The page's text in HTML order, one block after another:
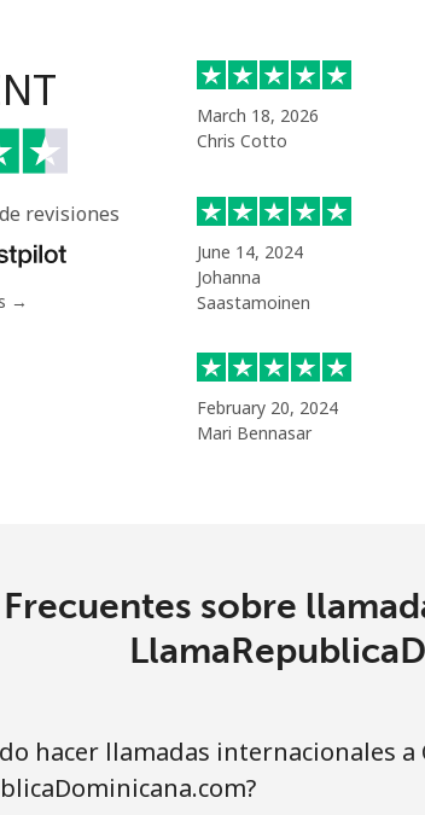
⁦4.9¢⁩
Island
revisiones
→
March 18, 2026
Chris Cotto
June 14, 2024
Johanna
Saastamoinen
February 20, 2024
Mari Bennasar
sobre
hacer llamadas internacionales a